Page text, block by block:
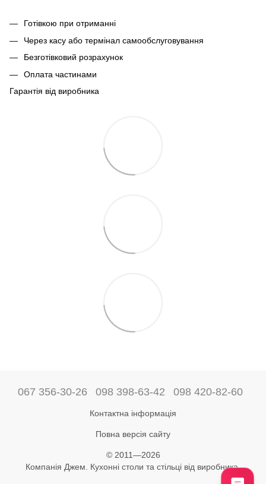
Готівкою при отриманні
Через касу або термінал самообслуговування
Безготівковий розрахунок
Оплата частинами
Гарантія від виробника
067 356-30-26 098 398-63-42 098 420-82-60
Контактна інформація
Повна версія сайту
© 2011—2026
Компанія Джем. Кухонні столи та стільці від виробника.